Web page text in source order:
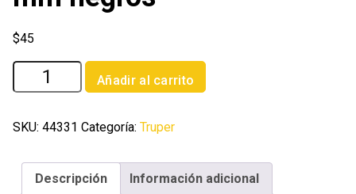
$45
Bolsa
con
cinchos
50
Añadir al carrito
SKU: 44331 Categoría: Truper
Descripción Información adicional